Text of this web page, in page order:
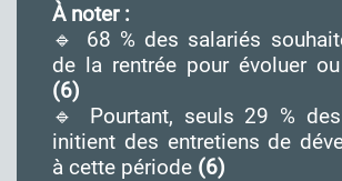
À noter :
🔹 68 % des salariés
de la rentrée pour évoluer
(6)
🔹 Pourtant, seuls 29 %
initient des entretiens de
à cette période (6)